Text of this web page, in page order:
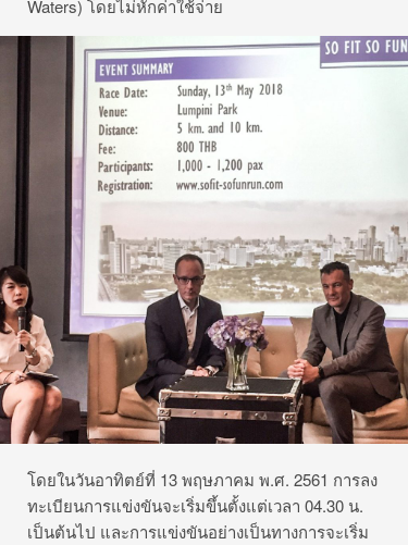
Waters) โดยไม่หักค่าใช้จ่าย
โดยในวันอาทิตย์ที่ 13 พฤษภาคม พ.ศ. 2561 การลง
ทะเบียนการแข่งขันจะเริ่มขึ้นตั้งแต่เวลา 04.30 น.
เป็นต้นไป และการแข่งขันอย่างเป็นทางการจะเริ่ม